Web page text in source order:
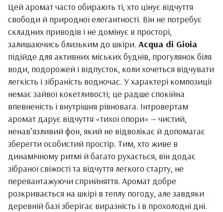
Цей аромат часто обирають ті, хто цінує відчуття
свободи й природної елегантності. Він не потребує
складних приводів і не домінує в просторі,
залишаючись близьким до шкіри. Acqua di Gioia
підійде для активних міських буднів, прогулянок біля
води, подорожей і відпусток, коли хочеться відчувати
легкість і зібраність водночас. У характері композиції
немає зайвої кокетливості; це радше спокійна
впевненість і внутрішня рівновага. Інтровертам
аромат дарує відчуття «тихої опори» — чистий,
ненав’язливий фон, який не відволікає й допомагає
зберегти особистий простір. Тим, хто живе в
динамічному ритмі й багато рухається, він додає
зібраної свіжості та відчуття легкого старту, не
перевантажуючи сприйняття. Аромат добре
розкривається на шкірі в теплу погоду, але завдяки
деревній базі зберігає виразність і в прохолодні дні.